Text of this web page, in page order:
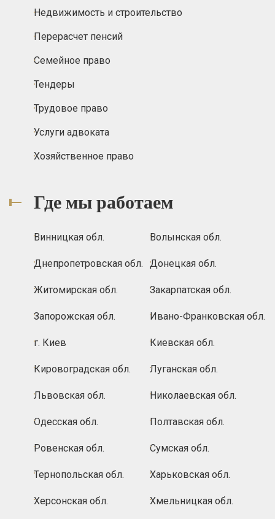
Недвижимость и строительство
Перерасчет пенсий
Семейное право
Тендеры
Трудовое право
Услуги адвоката
Хозяйственное право
Где мы работаем
Винницкая обл. Волынская обл.
Днепропетровская обл. Донецкая обл.
Житомирская обл. Закарпатская обл.
Запорожская обл. Ивано-Франковская обл.
г. Киев Киевская обл.
Кировоградская обл. Луганская обл.
Львовская обл. Николаевская обл.
Одесская обл. Полтавская обл.
Ровенская обл. Сумская обл.
Тернопольская обл. Харьковская обл.
Херсонская обл. Хмельницкая обл.